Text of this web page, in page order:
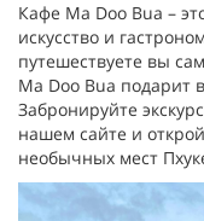
Кафе Ma Doo Bua –
искусство и
путешествуете вы
Ma Doo Bua подарит
Забронируйте
нашем сайте и
необычных мест